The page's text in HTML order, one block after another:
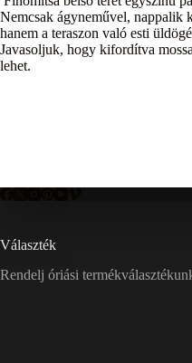
Nemcsak ágyneművel, nappalik
hanem a teraszon való esti
Javasoljuk, hogy kifordítva
lehet.
Választék
Rendelj óriási